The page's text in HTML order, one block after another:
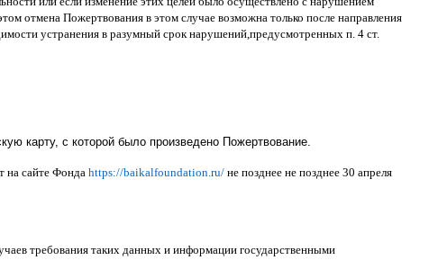
отмена Пожертвования в этом случае возможна только после направления
устранения в разумный срок нарушений предусмотренных п . 4 ст.
карту, с которой было произведено Пожертвование.
на сайте Фонда https://baikalfoundation.ru/ не позднее не позднее 30 апреля
требования таких данных и информации государственными